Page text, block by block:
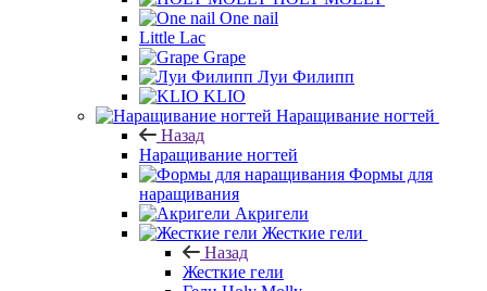
One nail
Little Lac
Grape
Луи Филипп
KLIO
Наращивание ногтей
Назад
Наращивание ногтей
Формы для
наращивания
Акригели
Жесткие гели
Назад
Жесткие гели